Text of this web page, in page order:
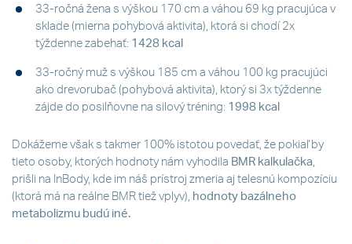
33-ročná žena s výškou 170 cm a váhou 69 kg pracujúca v
sklade (mierna pohybová aktivita), ktorá si chodí 2x
týždenne zabehať: 1428 kcal
33-ročný muž s výškou 185 cm a váhou 100 kg pracujúci
ako drevorubač (pohybová aktivita), ktorý si 3x týždenne
zájde do posilňovne na silový tréning: 1998 kcal
Dokážeme však s takmer 100% istotou povedať, že pokiaľ by
tieto osoby, ktorých hodnoty nám vyhodila BMR kalkulačka,
prišli na InBody, kde im náš prístroj zmeria aj telesnú kompozíciu
(ktorá má na reálne BMR tiež vplyv), hodnoty bazálneho
metabolizmu budú iné.